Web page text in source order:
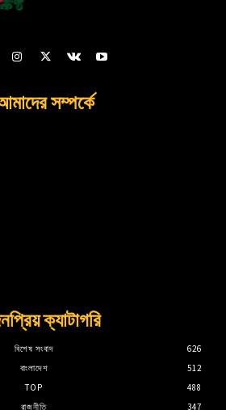
সম্পর্কে
ক্যাটাগরি
বিশেষ সংবাদ
626
বাংলাদেশ
512
TOP
488
রাজনীতি
347